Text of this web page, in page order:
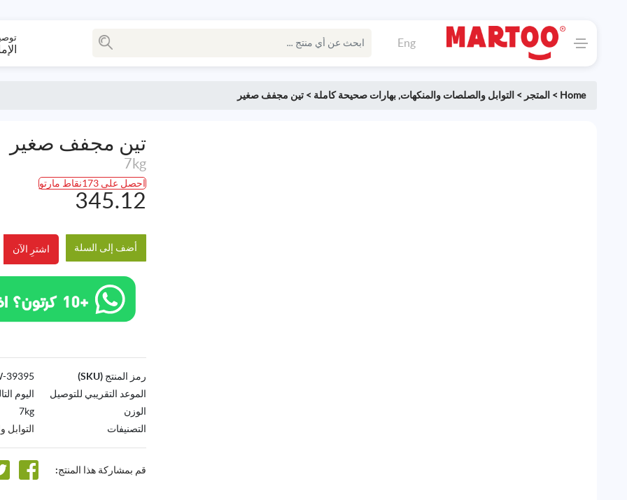
Eng
Home
> المتجر > التوابل والصلصات والمنكهات,بهارات صحيحة كاملة >تين مجفف صغير
تين مجفف صغير
7kg
احصل على 173نقاط مارتو
345.12
أضف إلى السلة اشترِ الآن
رمز المنتج (SKU)
39395-AW
الموعد التقريبي للتوصيل
اليوم
الوزن
7kg
التصنيفات
قم بمشاركة هذا المنتج: